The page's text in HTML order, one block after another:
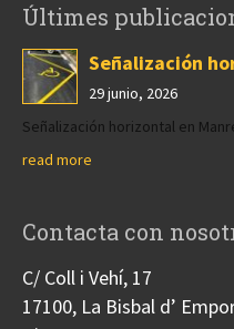
Últimes
Señalización
29 junio, 2026
Señalización horizontal en
read more
Contacta con
C/ Coll i Vehí, 17
17100, La Bisbal d’